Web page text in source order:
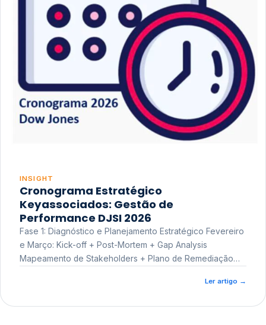
INSIGHT
Cronograma Estratégico
Keyassociados: Gestão de
Performance DJSI 2026
Fase 1: Diagnóstico e Planejamento Estratégico Fevereiro
e Março: Kick-off + Post-Mortem + Gap Analysis
Mapeamento de Stakeholders + Plano de Remediação
Ler artigo →